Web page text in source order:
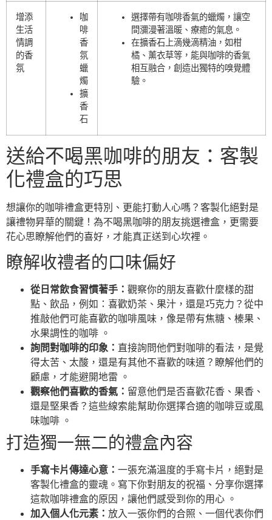
增添
生活
情調
的香
氛
咖
啡
香
氛
蠟
燭
擴
香
石
選擇帶有咖啡香氣的蠟燭，讓空
間瀰漫著溫暖、療癒的氣息。
在擴香石上滴幾滴精油，如柑
橘、薰衣草等，能與咖啡的香氣
相互融合，創造出獨特的嗅覺體
驗。
送給不喝黑咖啡的朋友：客製
化禮盒的巧思
想讓你的咖啡禮盒更特別、更能打動人心嗎？客製化絕對是
讓禮物昇華的關鍵！為不喝黑咖啡的朋友挑選禮盒，更需要
花心思瞭解他們的喜好，才能真正送到心坎裡。
瞭解收禮者的口味偏好
從日常飲食習慣著手： 觀察你的朋友喜歡什麼樣的甜
點、飲品，例如：喜歡奶茶、果汁，還是巧克力？從中
推敲他們可能喜歡的咖啡風味，像是帶有焦糖、榛果、
水果調性的咖啡 。
詢問對咖啡的印象： 直接詢問他們對咖啡的看法，是覺
得太苦、太酸，還是有其他不喜歡的味道？瞭解他們的
顧慮，才能避開地雷 。
觀察他們喜歡的香氣： 留意他們是否喜歡花香、果香、
還是堅果香？這些線索能幫助你選擇合適的咖啡豆或風
味咖啡 。
打造獨一無二的禮盒內容
手寫卡片傳達心意： 一張充滿溫度的手寫卡片，絕對是
客製化禮盒的靈魂。寫下你對朋友的祝福、分享你選擇
這款咖啡禮盒的原因，讓他們感受到你的用心 。
加入個人化元素： 放入一張你們的合照、一個代表你們